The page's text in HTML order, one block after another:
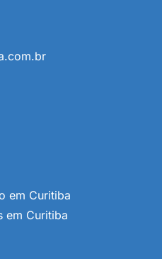
em Curitiba
em Curitiba